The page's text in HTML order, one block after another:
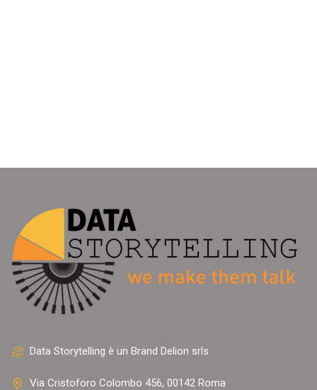
Data Storytelling è un Brand Delion srls
Via Cristoforo Colombo 456, 00142 Roma